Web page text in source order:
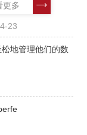
23
领先的数字资产钱
在安全、便捷、
字货币管理上具有
更多
地管理他们的数